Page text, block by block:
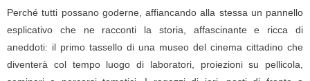
Perché tutti possano goderne, affiancando alla stessa un pannello
esplicativo che ne racconti la storia, affascinante e ricca di
aneddoti: il primo tassello di una museo del cinema cittadino che
diventerà col tempo luogo di laboratori, proiezioni su pellicola,